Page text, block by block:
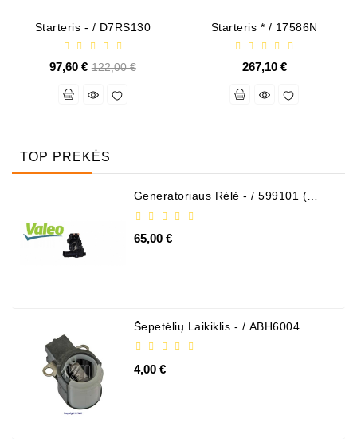
Starteris - / D7RS130
97,60 € Bazinė
122,00 €
Starteris * / 17586N
267,10 €
TOP PREKĖS
Generatoriaus Rėlė - / 599101 (
65,00 €
Šepetėlių Laikiklis - / ABH6004
4,00 €